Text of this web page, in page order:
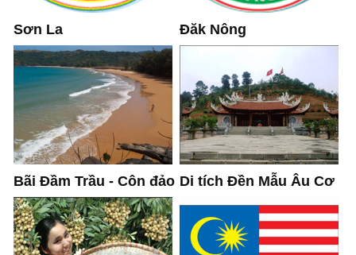
Sơn La Đăk Nông
Bãi Đầm Trầu - Côn đảo Di tích Đền Mẫu Âu Cơ